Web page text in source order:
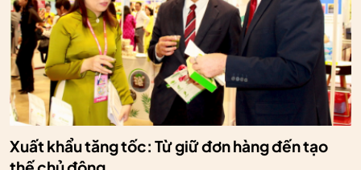
Xuất khẩu tăng tốc: Từ giữ đơn hàng đến tạo